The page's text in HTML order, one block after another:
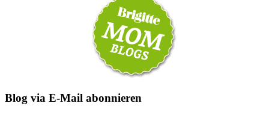
Blog via E-Mail abonnieren